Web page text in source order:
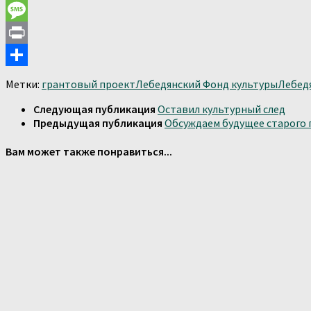
Email
Message
Print
Метки: грантовый проектЛебедянский Фонд культуры
Следующая публикация Оставил культурный след
Предыдущая публикация Обсуждаем будущее старого
Вам может также понравиться...